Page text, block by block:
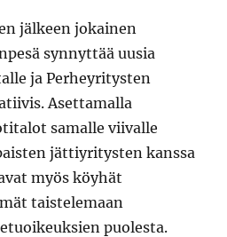
jälkeen jokainen
synnyttää uusia
ja Perheyritysten
Asettamalla
samalle viivalle
jättiyritysten kanssa
myös köyhät
taistelemaan
puolesta.